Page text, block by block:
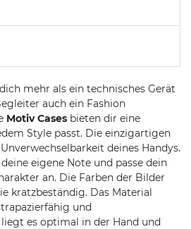
mehr als ein technisches Gerät
auch ein Fashion
Motiv Cases bieten dir eine
Style passt. Die einzigartigen
deines Handys.
deine eigene Note und passe dein
an. Die Farben der Bilder
kratzbeständig. Das Material
und
es optimal in der Hand und